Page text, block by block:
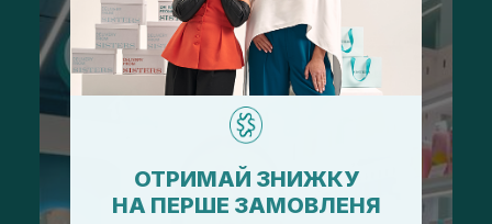
ОТРИМАЙ ЗНИЖКУ
НА ПЕРШЕ ЗАМОВЛЕНЯ